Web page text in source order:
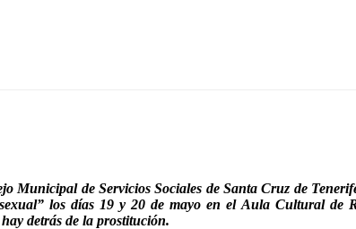
de Servicios Sociales de Santa Cruz de
los días 19 y 20 de mayo en el Aula Cultural de
detrás de la prostitución.